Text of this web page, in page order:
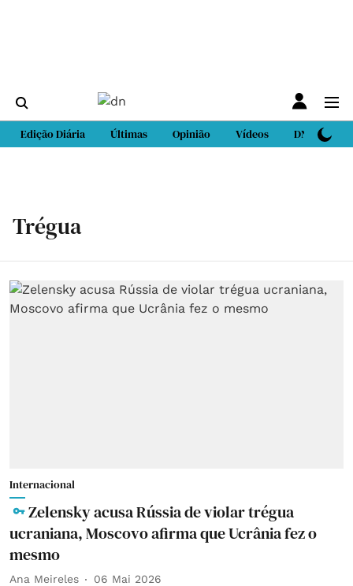
Edição Diária Últimas Opinião Vídeos DN Sport
Trégua
Internacional
Zelensky acusa Rússia de violar trégua
ucraniana, Moscovo afirma que Ucrânia fez o
mesmo
Ana Meireles 06 Mai 2026